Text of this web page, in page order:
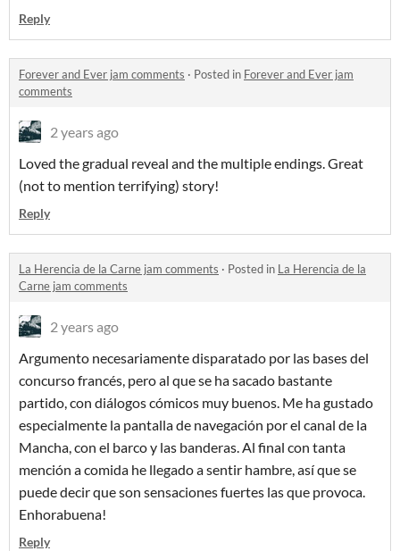
Reply
Forever and Ever jam comments · Posted in Forever and Ever jam
comments
2 years ago
Loved the gradual reveal and the multiple endings. Great
(not to mention terrifying) story!
Reply
La Herencia de la Carne jam comments · Posted in La Herencia de la
Carne jam comments
2 years ago
Argumento necesariamente disparatado por las bases del
concurso francés, pero al que se ha sacado bastante
partido, con diálogos cómicos muy buenos. Me ha gustado
especialmente la pantalla de navegación por el canal de la
Mancha, con el barco y las banderas. Al final con tanta
mención a comida he llegado a sentir hambre, así que se
puede decir que son sensaciones fuertes las que provoca.
Enhorabuena!
Reply